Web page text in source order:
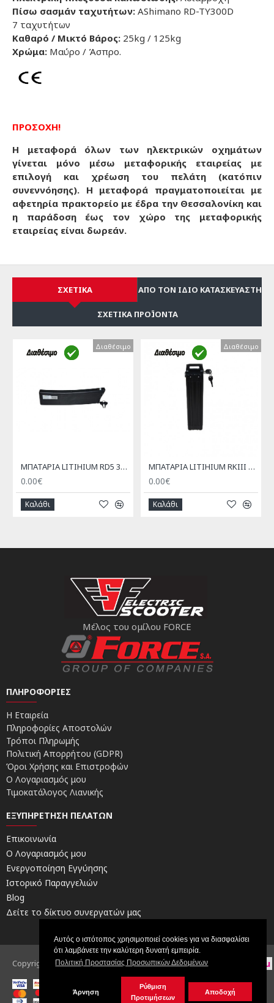
Αυτός ο ιστότοπος χρησιμοποιεί cookies για να διασφαλίσει
ότι λαμβάνετε την καλύτερη δυνατή εμπειρία.
Πολιτική Προστασίας Προσωπικών Δεδομένων
Άρνηση
Ρύθμιση
Προτιμήσεων
Αποδοχή
Πίσω σασμάν ταχυτήτων: ΑShimano RD-TY300D
7 ταχυτήτων
Καθαρό / Μικτό Βάρος: 25kg / 1 25kg
Χρώμα: Μαύρο / Άσπρο.
ΠΡΟΣΟΧΗ!
Η μεταφορά όλων των ηλεκτρικών οχημάτων
γίνεται μόνο μέσω μεταφορικής εταιρείας με
επιλογή και χρέωση του πελάτη (κατόπιν
συνεννόησης). Η μεταφορά πραγματοποιείται με
αφετηρία πρακτορείο με έδρα την Θεσσαλονίκη και
η παράδοση έως τον χώρο της μεταφορικής
εταιρείας είναι δωρεάν.
ΣΧΕΤΙΚΆ ΑΠΌ ΤΟΝ ΊΔΙΟ ΚΑΤΑΣΚΕΥΑΣΤΉ
ΣΧΕΤΙΚΆ ΠΡΟΪΌΝΤΑ
Διαθέσιμο
Διαθέσιμο
ΜΠΑΤΑΡΙΑ LITIHIUM RD5 36V / 10AΗ RKS
0.00€
Καλάθι
Διαθέσιμο
Διαθέσιμο
ΜΠΑΤΑΡΙΑ LITIHIUM RKIII 36V / 10AΗ RKS
0.00€
Καλάθι
Μέλος του ομίλου FORCE
ΠΛΗΡΟΦΟΡΊΕΣ
Η Εταιρεία
Πληροφορίες Αποστολών
Τρόποι Πληρωμής
Πολιτική Απορρήτου (GDPR)
Όροι Χρήσης και Επιστροφών
Ο Λογαριασμός μου
Τιμοκατάλογος Λιανικής
ΕΞΥΠΗΡΈΤΗΣΗ ΠΕΛΑΤΏΝ
Επικοινωνία
Ο Λογαριασμός μου
Ενεργοποίηση Εγγύησης
Ιστορικό Παραγγελιών
Blog
Δείτε το δίκτυο συνεργατών μας
Copyright © 2026, Electric Scooters by FORCE | Powered by digital4u